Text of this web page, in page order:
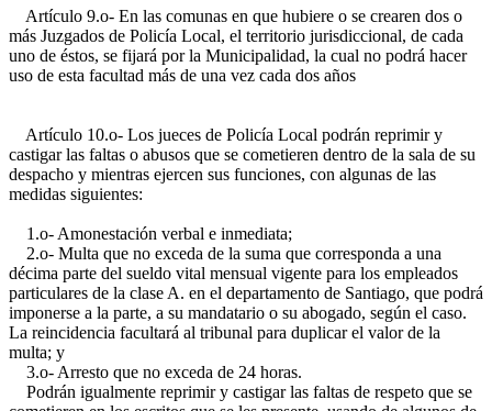
Artículo 9.o- En las comunas en que hubiere o se crearen dos o
más Juzgados de Policía Local, el territorio jurisdiccional, de cada
uno de éstos, se fijará por la Municipalidad, la cual no podrá hacer
uso de esta facultad más de una vez cada dos años
Artículo 10.o- Los jueces de Policía Local podrán reprimir y
castigar las faltas o abusos que se cometieren dentro de la sala de su
despacho y mientras ejercen sus funciones, con algunas de las
medidas siguientes:
1.o- Amonestación verbal e inmediata;
2.o- Multa que no exceda de la suma que corresponda a una
décima parte del sueldo vital mensual vigente para los empleados
particulares de la clase A. en el departamento de Santiago, que podrá
imponerse a la parte, a su mandatario o su abogado, según el caso.
La reincidencia facultará al tribunal para duplicar el valor de la
multa; y
3.o- Arresto que no exceda de 24 horas.
Podrán igualmente reprimir y castigar las faltas de respeto que se